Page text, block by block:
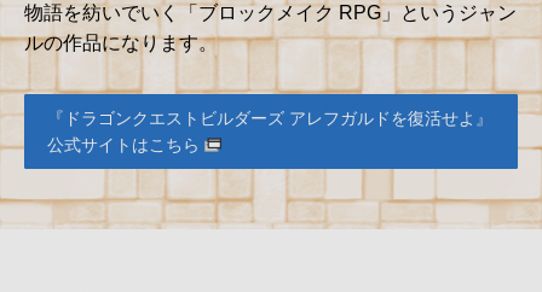
物語を紡いでいく「ブロックメイク RPG」というジャン
ルの作品になります。
『ドラゴンクエストビルダーズ アレフガルドを復活せよ』
公式サイトはこちら